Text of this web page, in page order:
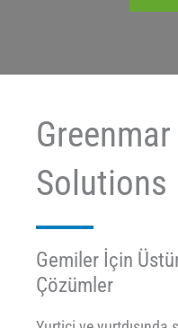
Solutions
Gemiler İçin
Çözümler